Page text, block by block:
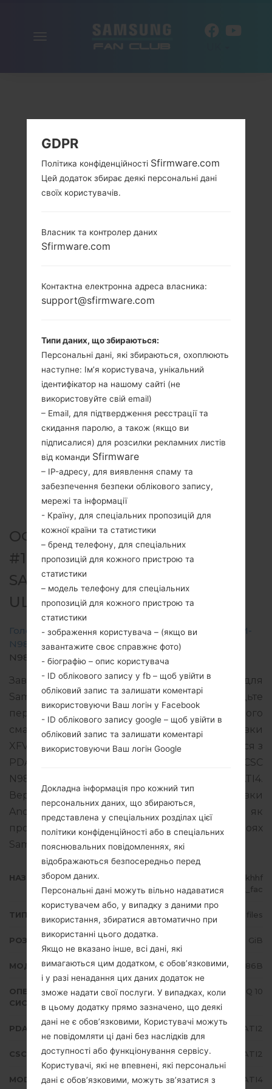
ОФІЦІЙНА ПРОШИВКА
#190973 ДЛЯ SM-N986B -
SAMSUNGGALAXY NOTE 20
ULTRA 5G
Головна →Galaxy Note 20 Ultra 5G →SamsungSM-
N986B →SM-
N986B_1_20200910181504_khhfa7ucrx_fac.zip
Завантажте останнє оновлення прошивки для
Samsung Galaxy Note 20 Ultra 5G, але не забудьте
перевірити, чи відповідає номер моделі вашого
смартфона вказаному SM-N986B. Код прошивки
XFV для SOUTH AFRICA. Продукт поставляється з
PDA версією N986BXXU1ATI2 версія CSC
N986BOXM1ATI2, MODEM версия N986BXXU1ATI4.
Версія операційної системи даної прошивки
Android Q 10. Повна інструкція про те, як
прошивати стокову прошивку на пристроях
Samsungтут
НАЗВА ФАЙЛУ
SM-N986B_1_20200910181504_khhf
a7ucrx_fac
ТИП ПРОШИВКИ 4 files
РОЗМІР ФАЙЛУ 6.48 GiB
МОДЕЛЬ Samsung SM-N986B
ОПЕРАЦІЙНА
СИСТЕМА
Android Q 10
PDA/AP ВЕРСІЯ N986BXXU1ATI2
CSC ВЕРСІЯ N986BOXM1ATI2
MODEM/CP ВЕРСІЯ N986BXXU1ATI4
GDPR
Політика конфіденційності Sfirmware.com
Цей додаток збирає деякі персональні дані
своїх користувачів.
Власник та контролер даних
Sfirmware.com
Контактна електронна адреса власника:
support@sfirmware.com
Типи даних, що збираються:
Персональні дані, які збираються, охоплюють
наступне: Ім’я користувача, унікальний
ідентифікатор на нашому сайті (не
використовуйте свій email)
– Email, для підтвердження реєстрації та
скидання паролю, а також (якщо ви
підписалися) для розсилки рекламних листів
від команди Sfirmware
– IP-адресу, для виявлення спаму та
забезпечення безпеки облікового запису,
мережі та інформації
- Країну, для спеціальних пропозицій для
кожної країни та статистики
– бренд телефону, для спеціальних
пропозицій для кожного пристрою та
статистики
– модель телефону для спеціальних
пропозицій для кожного пристрою та
статистики
- зображення користувача – (якщо ви
завантажите своє справжнє фото)
- біографію – опис користувача
- ID облікового запису у fb – щоб увійти в
обліковий запис та залишати коментарі
використовуючи Ваш логін у Facebook
- ID облікового запису google – щоб увійти в
обліковий запис та залишати коментарі
використовуючи Ваш логін Google
Докладна інформація про кожний тип
персональних даних, що збираються,
представлена у спеціальних розділах цієї
політики конфіденційності або в спеціальних
пояснювальних повідомленнях, які
відображаються безпосередньо перед
збором даних.
Персональні дані можуть вільно надаватися
користувачем або, у випадку з даними про
використання, збиратися автоматично при
використанні цього додатка.
Якщо не вказано інше, всі дані, які
вимагаються цим додатком, є обов’язковими,
і у разі ненадання цих даних додаток не
зможе надати свої послуги. У випадках, коли
в цьому додатку прямо зазначено, що деякі
дані не є обов’язковими, Користувачі можуть
не повідомляти ці дані без наслідків для
доступності або функціонування сервісу.
Користувачі, які не впевнені, які персональні
дані є обов’язковими, можуть зв’язатися з